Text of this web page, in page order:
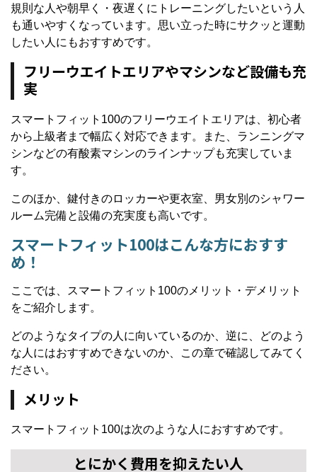
規則な人や朝早く・夜遅くにトレーニングしたいという人
も通いやすくなっています。思い立った時にサクッと運動
したい人にもおすすめです。
フリーウエイトエリアやマシンなど設備も充
実
スマートフィット100のフリーウエイトエリアは、初心者
から上級者まで幅広く対応できます。また、ランニングマ
シンなどの有酸素マシンのラインナップも充実していま
す。
このほか、鍵付きのロッカーや更衣室、男女別のシャワー
ルーム完備と設備の充実度も高いです。
スマートフィット100はこんな方におすす
め！
ここでは、スマートフィット100のメリット・デメリット
をご紹介します。
どのようなタイプの人に向いているのか、逆に、どのよう
な人にはおすすめできないのか、この章で確認してみてく
ださい。
メリット
スマートフィット100は次のような人におすすめです。
とにかく費用を抑えたい人